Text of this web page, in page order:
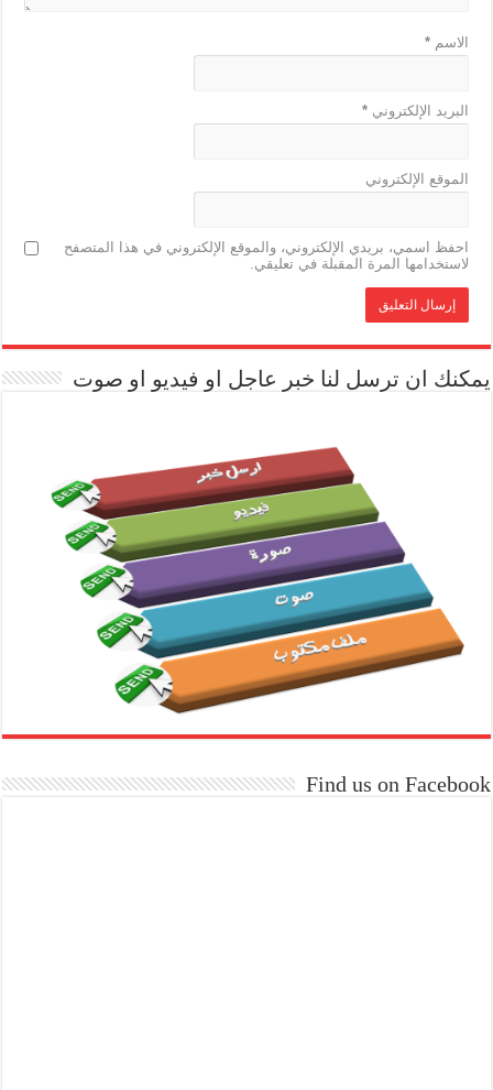
الاسم*
البريد الإلكتروني*
الموقع الإلكتروني
احفظ اسمي، بريدي الإلكتروني، والموقع الإلكتروني في هذا المتصفح
لاستخدامها المرة المقبلة في تعليقي.
يمكنك ان ترسل لنا خبر عاجل او فيديو او صوت
Find us on Facebook